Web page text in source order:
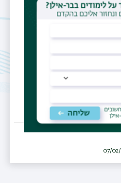
הלכה ומשמעותה
הקיומית.